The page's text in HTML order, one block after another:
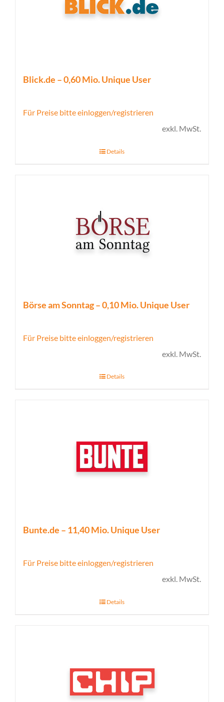
Blick.de – 0,60 Mio. Unique User
Für Preise bitte einloggen/registrieren
exkl. MwSt.
Details
Börse am Sonntag – 0,10 Mio. Unique User
Für Preise bitte einloggen/registrieren
exkl. MwSt.
Details
Bunte.de – 11,40 Mio. Unique User
Für Preise bitte einloggen/registrieren
exkl. MwSt.
Details